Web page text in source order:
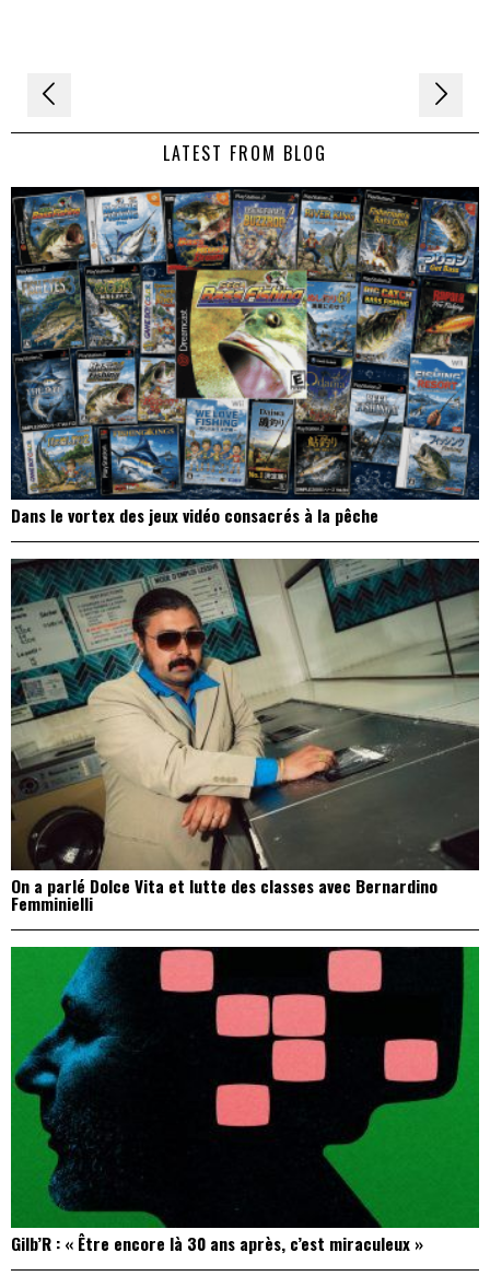
Navigation
de LATEST FROM BLOG
Dans le vortex des jeux vidéo consacrés à la pêche
On a parlé Dolce Vita et lutte des classes avec Bernardino
Femminielli
Gilb’R : « Être encore là 30 ans après, c’est miraculeux »